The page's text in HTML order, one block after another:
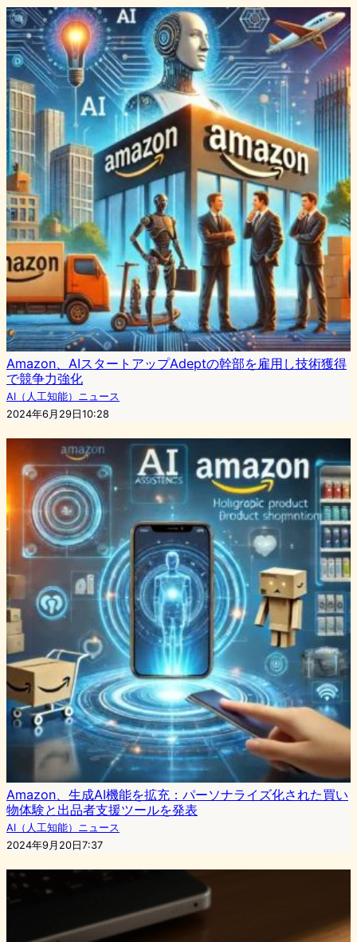
Amazon、AIスタートアップAdeptの幹部を雇用し技術獲得
で競争力強化
AI（人工知能）ニュース
2024年6月29日10:28
Amazon、生成AI機能を拡充：パーソナライズ化された買い
物体験と出品者支援ツールを発表
AI（人工知能）ニュース
2024年9月20日7:37